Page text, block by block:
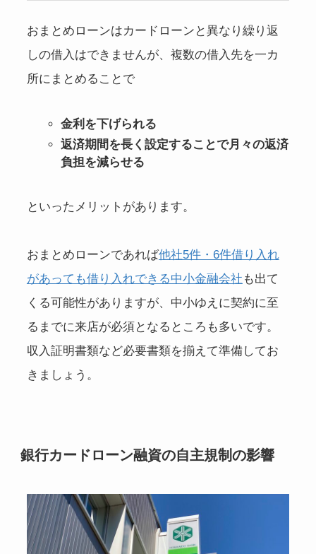
おまとめローンはカードローンと異なり繰り返
しの借入はできませんが、複数の借入先を一カ
所にまとめることで
金利を下げられる
返済期間を長く設定することで月々の返済
負担を減らせる
といったメリットがあります。
おまとめローンであれば他社5件・6件借り入れ
があっても借り入れできる中小金融会社 も出て
くる可能性がありますが、中小ゆえに契約に至
るまでに来店が必須となるところも多いです。
収入証明書類など必要書類を揃えて準備してお
きましょう。
銀行カードローン融資の自主規制の影響